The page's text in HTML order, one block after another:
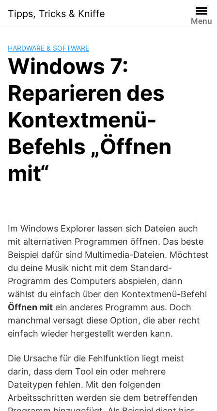
content
Tipps, Tricks & Kniffe
Menu
HARDWARE & SOFTWARE
Windows 7:
Reparieren des
Kontextmenü-
Befehls „Öffnen
mit“
Im Windows Explorer lassen sich Dateien auch
mit alternativen Programmen öffnen. Das beste
Beispiel dafür sind Multimedia-Dateien. Möchtest
du deine Musik nicht mit dem Standard-
Programm des Computers abspielen, dann
wählst du einfach über den Kontextmenü-Befehl
Öffnen mit ein anderes Programm aus. Doch
manchmal versagt diese Option, die aber recht
einfach wieder hergestellt werden kann.
Die Ursache für die Fehlfunktion liegt meist
darin, dass dem Tool ein oder mehrere
Dateitypen fehlen. Mit den folgenden
Arbeitsschritten werden sie dem betreffenden